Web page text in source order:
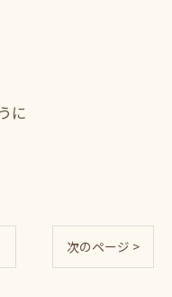
に
次のページ >